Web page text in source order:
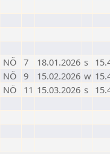
NÖ 7 18.01.2026 s
NÖ 9 15.02.2026 w
NÖ 11 15.03.2026 s